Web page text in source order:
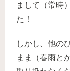
まして（常時
た！
しかし、他の
まま（春雨と